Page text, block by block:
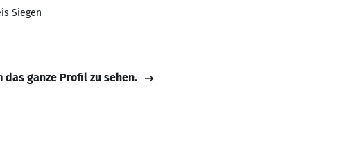
Siegen
das ganze Profil zu sehen.